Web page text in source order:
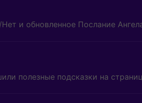
и обновленное Послание
полезные подсказки на